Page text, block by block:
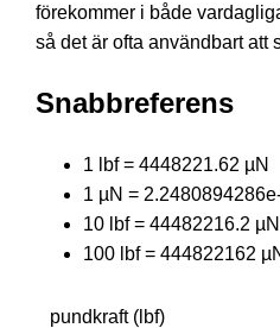
förekommer i både
så det är ofta användbart att
Snabbreferens
1 lbf = 4448221.62 µN
1 µN =
10 lbf = 44482216.2 µN
100 lbf = 444822162
pundkraft (lbf)